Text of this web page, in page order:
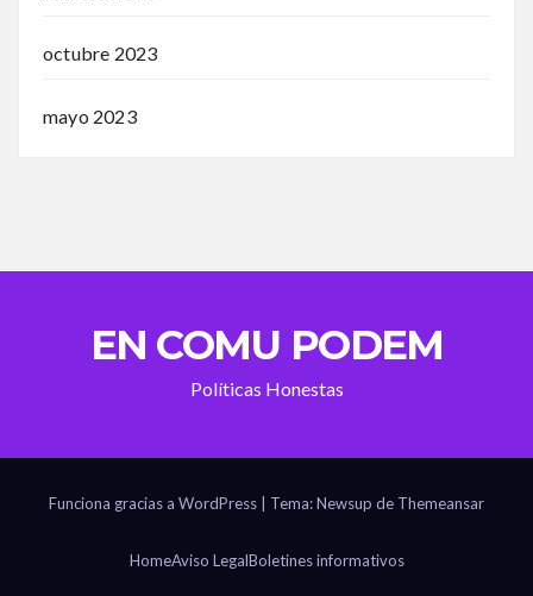
octubre 2023
mayo 2023
EN COMU PODEM
Políticas Honestas
Funciona gracias a WordPress Tema: Newsup de Themeansar
HomeAviso LegalBoletines informativos